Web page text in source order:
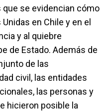
se evidencian cómo
en Chile y en el
y al quiebre
de Estado. Además de
de las
civil, las entidades
las personas y
hicieron posible la